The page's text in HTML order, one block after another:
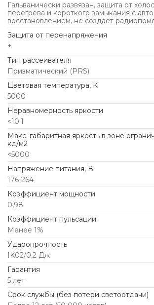
Гальванически развязан, защита от
перегрева и короткого замыкания с
восстановлением, не создаёт
Защита от перенапряжения
+
Тип рассеивателя
Призматический (PRS)
Цветовая температура, К
5000
Неравномерность яркости
<10:1
Макс. габаритная яркость в зоне
кд/м2
<5000
Напряжение питания, В
176-264
Коэффициент мощности
0,98
Коэффициент пульсации
Менее 1%
Ударопрочность
IK02/0,2 Дж
Гарантия
5 лет
Срок службы (без потери светоотдачи)